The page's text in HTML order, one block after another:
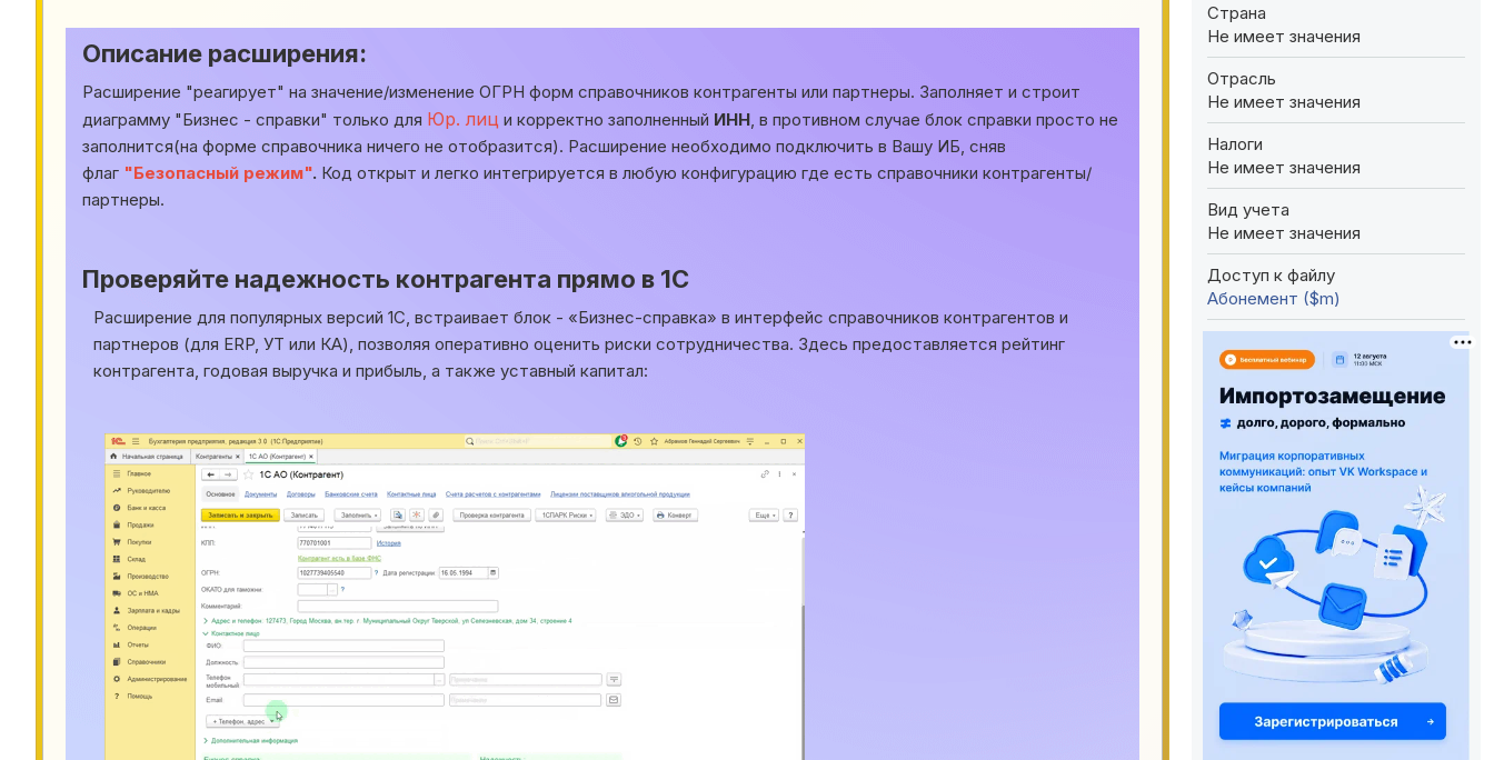
Описание расширения:
Расширение "реагирует" на значение/изменение ОГРН форм справочников контрагенты или партнеры. Заполняет и строит
диаграмму "Бизнес - справки" только для Юр. лиц и корректно заполненный ИНН , в противном случае блок справки просто не
заполнится(на форме справочника ничего не отобразится). Расширение необходимо подключить в Вашу ИБ, сняв
флаг "Безопасный режим". Код открыт и легко интегрируется в любую конфигурацию где есть справочники контрагенты/
партнеры.
Проверяйте надежность контрагента прямо в 1С
Расширение для популярных версий 1С, встраивает блок - «Бизнес-справка» в интерфейс справочников контрагентов и
партнеров (для ERP, УТ или КА), позволяя оперативно оценить риски сотрудничества. Здесь предоставляется рейтинг
контрагента, годовая выручка и прибыль, а также уставный капитал:
Страна
Не имеет значения
Отрасль
Не имеет значения
Налоги
Не имеет значения
Вид учета
Не имеет значения
Доступ к файлу
Абонемент ($m)